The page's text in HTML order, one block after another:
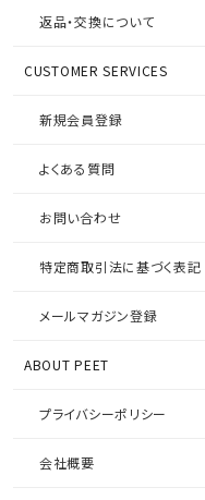
返品・交換について
CUSTOMER SERVICES
新規会員登録
よくある質問
お問い合わせ
特定商取引法に基づく表記
メールマガジン登録
ABOUT PEET
プライバシーポリシー
会社概要